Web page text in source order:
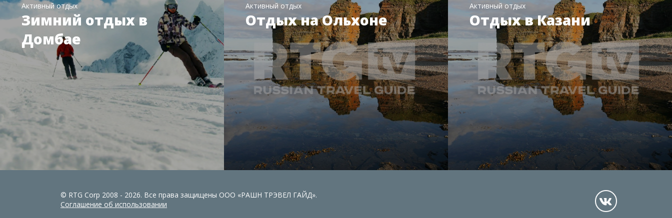
Активный отдых
Зимний отдых в
Домбае
Активный отдых
Отдых на Ольхоне
Активный отдых
Отдых в Казани
© RTG Corp 2008 - 2026. Все права защищены ООО «РАШН ТРЭВЕЛ ГАЙД».
Соглашение об использовании